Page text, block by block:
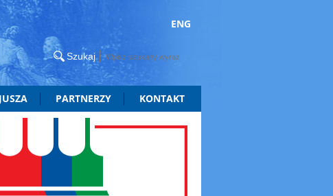
ENG
PARTNERZY KONTAKT